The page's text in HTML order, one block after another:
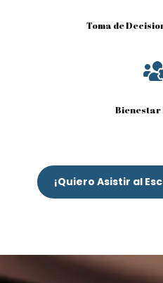
Toma de
¡Quiero Asistir al